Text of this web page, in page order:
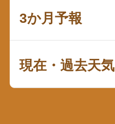
3か月予報
現在・過去天気